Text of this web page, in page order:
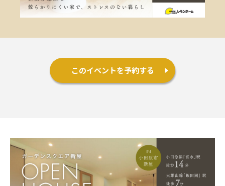
∟はじめての方へ
∟保証・アフターフォロー
このイベントを予約する